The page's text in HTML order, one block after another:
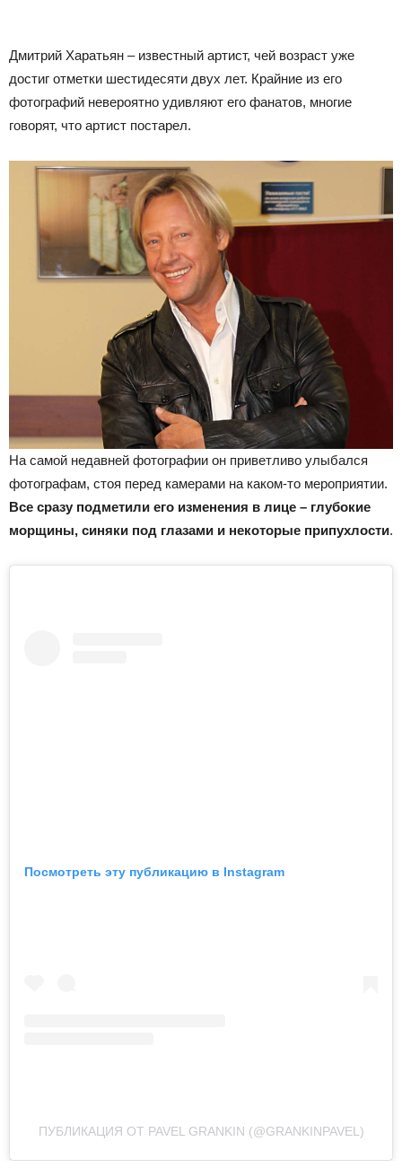
Дмитрий Харатьян – известный артист, чей возраст уже
достиг отметки шестидесяти двух лет. Крайние из его
фотографий невероятно удивляют его фанатов, многие
говорят, что артист постарел.
На самой недавней фотографии он приветливо улыбался
фотографам, стоя перед камерами на каком-то мероприятии.
Все сразу подметили его изменения в лице – глубокие
морщины, синяки под глазами и некоторые припухлости.
Посмотреть эту публикацию в Instagram
ПУБЛИКАЦИЯ ОТ PAVEL GRANKIN (@GRANKINPAVEL)